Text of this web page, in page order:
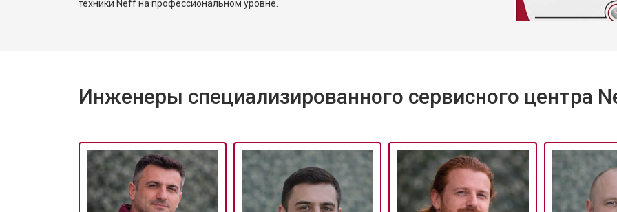
техники Neff на профессиональном уровне.
Инженеры специализированного сервисного центра